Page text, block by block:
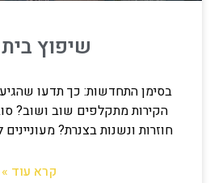
שיפוץ
בסימן התחדשות: כך תדעו
הקירות מתקלפים שוב ושוב?
חוזרות ונשנות בצנרת?
קרא עוד »